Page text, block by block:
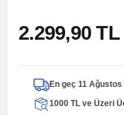
2.299,90 TL
En geç 11 Ağustos
1000 TL ve Üzeri